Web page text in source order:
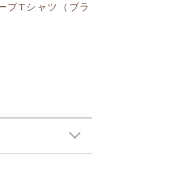
ブTシャツ（ブラ